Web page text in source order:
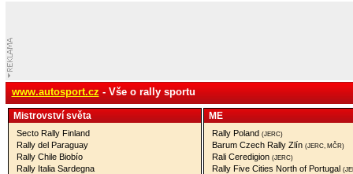
www.autosport.cz - Vše o rally sportu
Mistrovství­ světa
Secto Rally Finland
Rally del Paraguay
Rally Chile Biobío
Rally Italia Sardegna
ME
Rally Poland (JERC)
Barum Czech Rally Zlín (JERC, MČR)
Rali Ceredigion (JERC)
Rally Five Cities North of Portugal